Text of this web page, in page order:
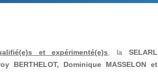
et expérimenté(e)s , la SELARL
BERTHELOT, Dominique MASSELON et